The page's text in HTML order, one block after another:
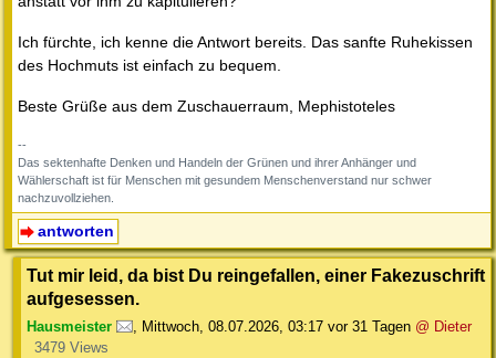
Ich fürchte, ich kenne die Antwort bereits. Das sanfte Ruhekissen
des Hochmuts ist einfach zu bequem.
Beste Grüße aus dem Zuschauerraum, Mephistoteles
--
Das sektenhafte Denken und Handeln der Grünen und ihrer Anhänger und
Wählerschaft ist für Menschen mit gesundem Menschenverstand nur schwer
nachzuvollziehen.
antworten
Tut mir leid, da bist Du reingefallen, einer Fakezuschrift
aufgesessen.
Hausmeister , Mittwoch, 08.07.2026, 03:17 vor 31 Tagen @ Dieter
3479 Views